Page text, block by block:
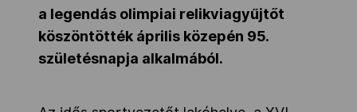
Társszervezetek
OVEP
a legendás olimpiai relikviagyűjtőt
köszöntötték április közepén 95.
születésnapja alkalmából.